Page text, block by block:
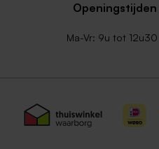
vierkant met puntklep
Ma-Vr: 9u tot